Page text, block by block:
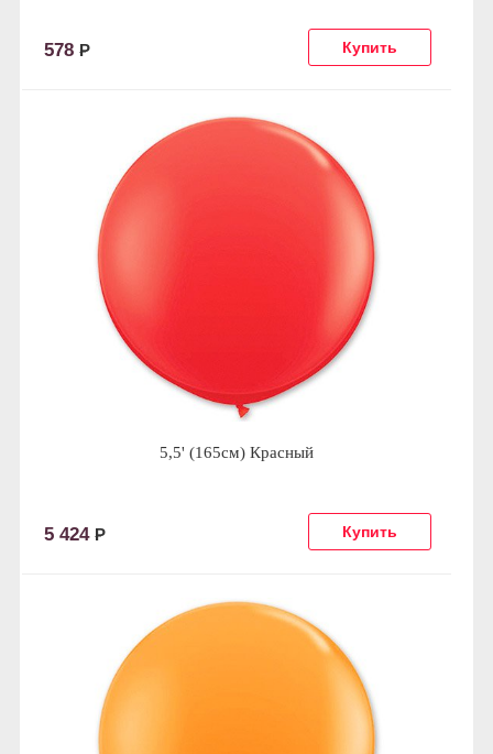
578 Р
5,5' (165см) Красный
5 424 Р